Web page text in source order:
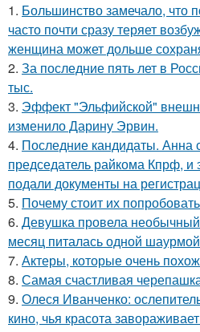
1. Большинство замечало, что
часто почти сразу теряет
женщина может дольше
2. За последние пять лет в
тыс.
3. Эффект "Эльфийской"
изменило Дарину Эрвин.
4. Последние кандидаты. Анна
председатель райкома Кпрф, и
подали документы на
5. Почему стоит их
6. Девушка провела
месяц питалась одной
7. Актеры, которые очень
8. Самая счастливая
9. Олеся Иванченко:
кино, чья красота